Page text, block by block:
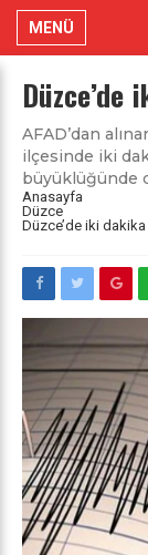
MENÜ
AFAD’dan
ilçesinde iki
büyüklüğünde
Anasayfa
Düzce
Düzce’de iki